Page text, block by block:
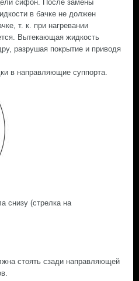
сифон. После замены
в бачке не должен
т. к. при нагревании
Вытекающая жидкость
разрушая покрытие и приводя
в направляющие суппорта.
снизу (стрелка на
стоять сзади направляющей